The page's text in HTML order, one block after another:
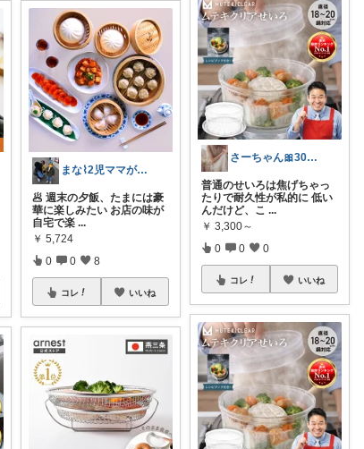
まな⌇2児ママが目指すゆとりある暮らし
🥟 週末の夕飯、たまには豪
華に楽しみたい お店の味が
自宅で楽 ...
￥ 5,724
0 0 8
コレ いいね
さーちゃん🎀30代低身長ママ
普通のせいろは焦げちゃっ
たりで耐久性が私的に 低い
んだけど、こ ...
￥ 3,300～
0 0 0
コレ いいね